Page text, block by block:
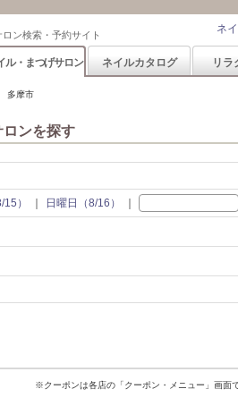
ン検索・予約サイト ネ
ル・まつげサロン ネイルカタログ リラ
多摩市
ンを探す
） 日曜日（8/16）
※クーポンは各店の「クーポン・メニュー」画面